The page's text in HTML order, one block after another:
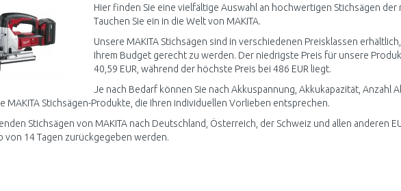
Vergleichen Vergleichen
Hier finden Sie eine vielfältige Auswahl an hochwertigen Stichsägen der
Tauchen Sie ein in die Welt von MAKITA.
Unsere MAKITA Stichsägen sind in verschiedenen Preisklassen
Ihrem Budget gerecht zu werden. Der niedrigste Preis für unsere
40,59 EUR, während der höchste Preis bei 486 EUR liegt.
Je nach Bedarf können Sie nach Akkuspannung, Akkukapazität, Anzahl
MAKITA Stichsägen-Produkte, die Ihren individuellen Vorlieben entsprechen.
Stichsägen von MAKITA nach Deutschland, Österreich, der Schweiz und allen anderen
von 14 Tagen zurückgegeben werden.